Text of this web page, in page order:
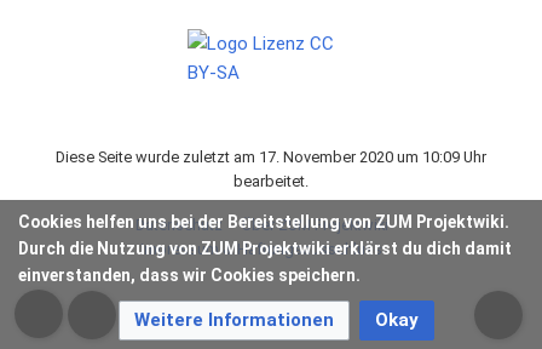
Cookies helfen uns bei der Bereitstellung von ZUM Projektwiki.
Durch die Nutzung von ZUM Projektwiki erklärst du dich damit
einverstanden, dass wir Cookies speichern.
Weitere Informationen Okay
Diese Seite wurde zuletzt am 17. November 2020 um 10:09 Uhr
bearbeitet.
Datenschutz
Über ZUM Projektwiki
Impressum & Haftungsausschluss